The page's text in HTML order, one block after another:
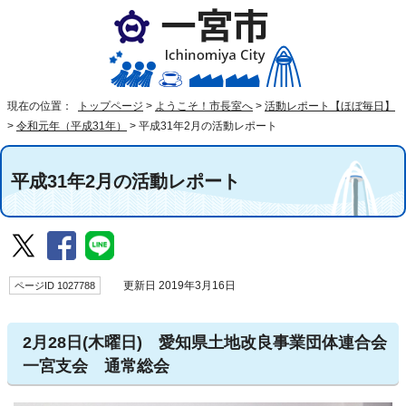
現在の位置： トップページ > ようこそ！市長室へ > 活動レポート【ほぼ毎日】
> 令和元年（平成31年） > 平成31年2月の活動レポート
平成31年2月の活動レポート
ページID 1027788 更新日 2019年3月16日
2月28日(木曜日) 愛知県土地改良事業団体連合会
一宮支会 通常総会